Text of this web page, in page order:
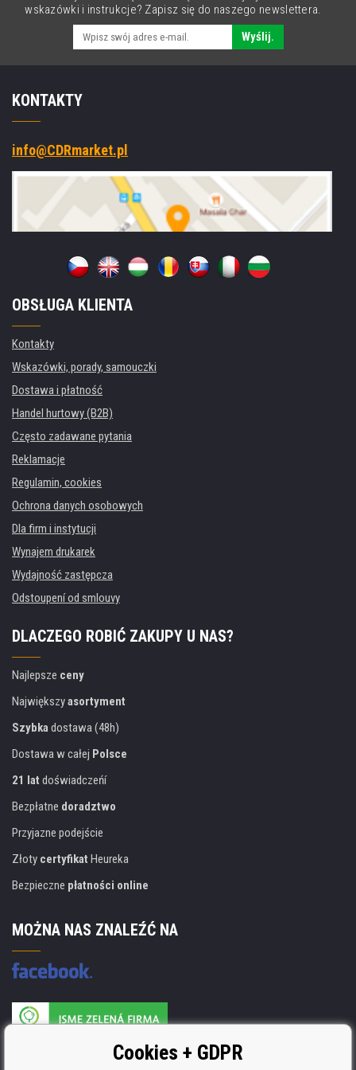
wskazówki i instrukcje? Zapisz się do naszego newslettera.
Wyślij.
KONTAKTY
info@CDRmarket.pl
OBSŁUGA KLIENTA
Kontakty
Wskazówki, porady, samouczki
Dostawa i płatność
Handel hurtowy (B2B)
Często zadawane pytania
Reklamacje
Regulamin, cookies
Ochrona danych osobowych
Dla firm i instytucji
Wynajem drukarek
Wydajność zastępcza
Odstoupení od smlouvy
DLACZEGO ROBIĆ ZAKUPY U NAS?
Najlepsze ceny
Największyasortyment
Szybkadostawa (48h)
Dostawa w całej Polsce
21 lat doświadczeńí
Bezpłatne doradztwo
Przyjazne podejście
Złoty certyfikat Heureka
Bezpieczne płatności online
MOŻNA NAS ZNALEŹĆ NA
Producent wkładów posiada certyfikat
ISO 9001, ISO 14001 i STMC.Cookies + GDPR